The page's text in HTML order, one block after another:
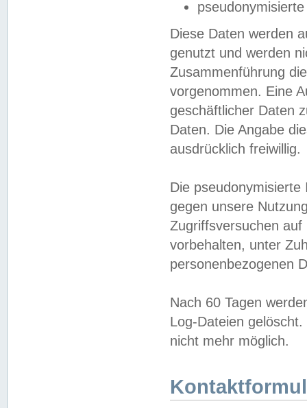
Diese Daten werden
genutzt und werden
Zusammenführung
vorgenommen. Eine
geschäftlicher Daten
Daten. Die Angabe
ausdrücklich freiwillig.
Die
gegen unsere
Zugriffsversuchen
vorbehalten, unter
personenbezogenen
Nach 60 Tagen
Log-Dateien
nicht mehr möglich.